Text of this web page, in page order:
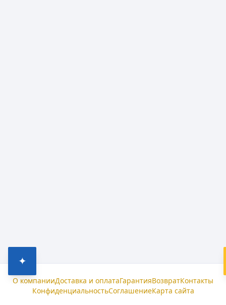
✦
О компанииДоставка и оплатаГарантияВозвратКонтакты
КонфиденциальностьСоглашениеКарта сайта